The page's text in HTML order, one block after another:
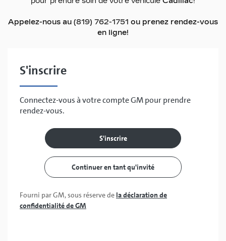
Appelez-nous au (819) 762-1751 ou prenez rendez-vous
en ligne!